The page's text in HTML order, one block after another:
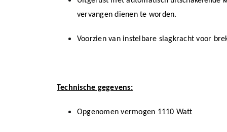
vervangen dienen te worden.
Voorzien van instelbare slagkracht voor
Technische gegevens:
Opgenomen vermogen 1110 Watt